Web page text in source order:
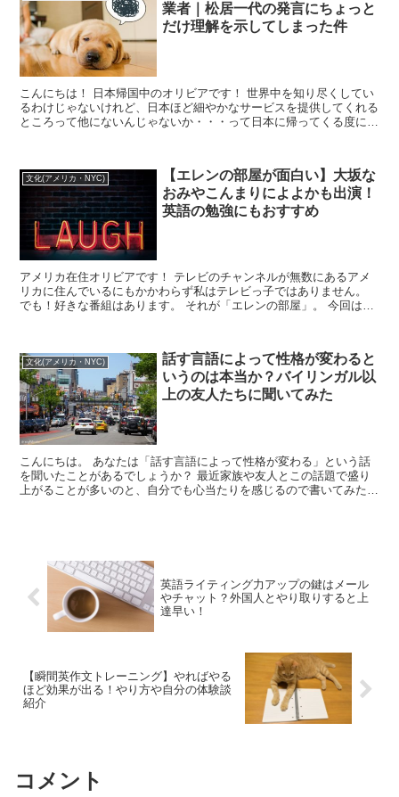
業者｜松居一代の発言にちょっと
だけ理解を示してしまった件
こんにちは！ 日本帰国中のオリビアです！ 世界中を知り尽くしてい
るわけじゃないけれど、日本ほど細やかなサービスを提供してくれる
ところって他にないんじゃないか・・・って日本に帰ってくる度に思
文化(アメリカ・NYC)
【エレンの部屋が面白い】大坂な
おみやこんまりによよかも出演！
英語の勉強にもおすすめ
アメリカ在住オリビアです！ テレビのチャンネルが無数にあるアメ
リカに住んでいるにもかかわらず私はテレビっ子ではありません。
でも！好きな番組はあります。 それが「エレンの部屋」。 今回は、
文化(アメリカ・NYC)
話す言語によって性格が変わると
いうのは本当か？バイリンガル以
上の友人たちに聞いてみた
こんにちは。 あなたは「話す言語によって性格が変わる」という話
を聞いたことがあるでしょうか？ 最近家族や友人とこの話題で盛り
上がることが多いのと、自分でも心当たりを感じるので書いてみたい
英語ライティング力アップの鍵はメール
やチャット？外国人とやり取りすると上
達早い！
【瞬間英作文トレーニング】やればやる
ほど効果が出る！やり方や自分の体験談
紹介
コメント